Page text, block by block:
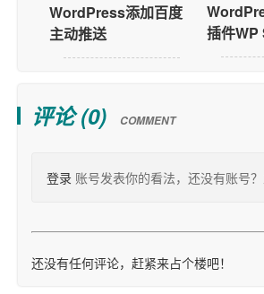
WordPress添加百度
主动推送
插件
评论 (0) COMMENT
登录 账号发表你的看法，还没有账号
还没有任何评论，赶紧来占个楼吧！